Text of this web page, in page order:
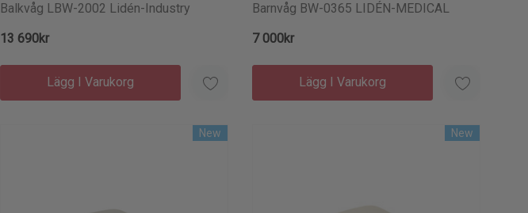
Balkvåg LBW-2002 Lidén-Industry
13 690kr
Lägg I Varukorg
Barnvåg BW-0365 LIDÉN-MEDICAL
7 000kr
Lägg I Varukorg
New New